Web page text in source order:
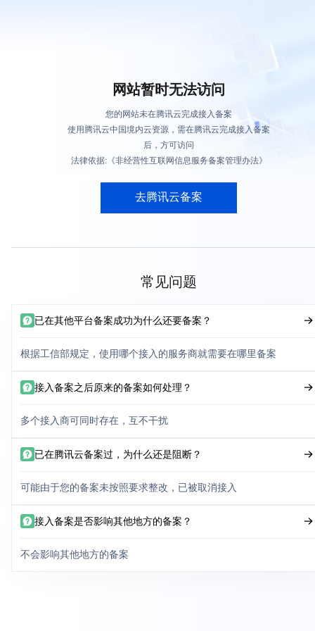
网站暂时无法访问
您的网站未在腾讯云完成接入备案
使用腾讯云中国境内云资源，需在腾讯云完成接入备案
后，方可访问
法律依据:《非经营性互联网信息服务备案管理办法》
去腾讯云备案
常见问题
已在其他平台备案成功为什么还要备案？
根据工信部规定，使用哪个接入的服务商就需要在哪里备案
接入备案之后原来的备案如何处理？
多个接入商可同时存在，互不干扰
已在腾讯云备案过，为什么还是阻断？
可能由于您的备案未按照要求整改，已被取消接入
接入备案是否影响其他地方的备案？
不会影响其他地方的备案